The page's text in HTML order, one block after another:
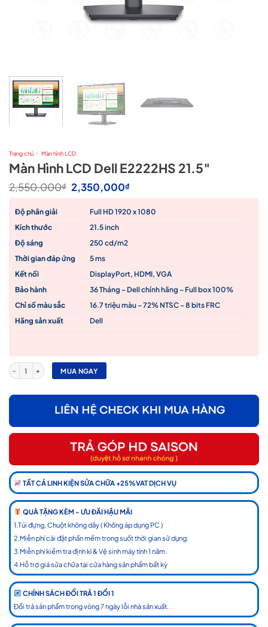
Trang chủ Màn hình LCD
Màn Hình LCD Dell E2222HS 21.5″
2,550,000₫ Giá
gốc
2,550,000₫.
2,350,000₫Giá
là:
Độ phân giải
Full HD 1920 x 1080
Kích thước
21.5 inch
Độ sáng
250 cd/m2
Thời gian đáp ứng
5 ms
Kết nối
DisplayPort, HDMI, VGA
Bảo hành
36 Tháng – Dell chính hãng – Full box 100%
Chỉ số màu sắc
16.7 triệu màu – 72% NTSC – 8 bits FRC
Hãng sản xuất
Dell
Màn Hình LCD Dell E2222HS 21.5″ số lượng
MUA NGAY
TẤT CẢ LINH KIỆN SỬA CHỮA +25%VAT DỊCH VỤ
QUÀ TẶNG KÈM - ƯU ĐÃI HẬU MÃI
1.Túi đựng, Chuột không dây ( Không áp dụng PC )
2.Miễn phí cài đặt phần mềm trong suốt thời gian sử dụng.
3.Miễn phí kiểm tra định kì & Vệ sinh máy tính 1 năm.
4.Hỗ trợ giá sửa chữa tại cửa hàng sản phẩm bất kỳ
CHÍNH SÁCH ĐỔI TRẢ 1 ĐỔI 1
Đổi trả sản phẩm trong vòng 7 ngày lỗi nhà sản xuất.